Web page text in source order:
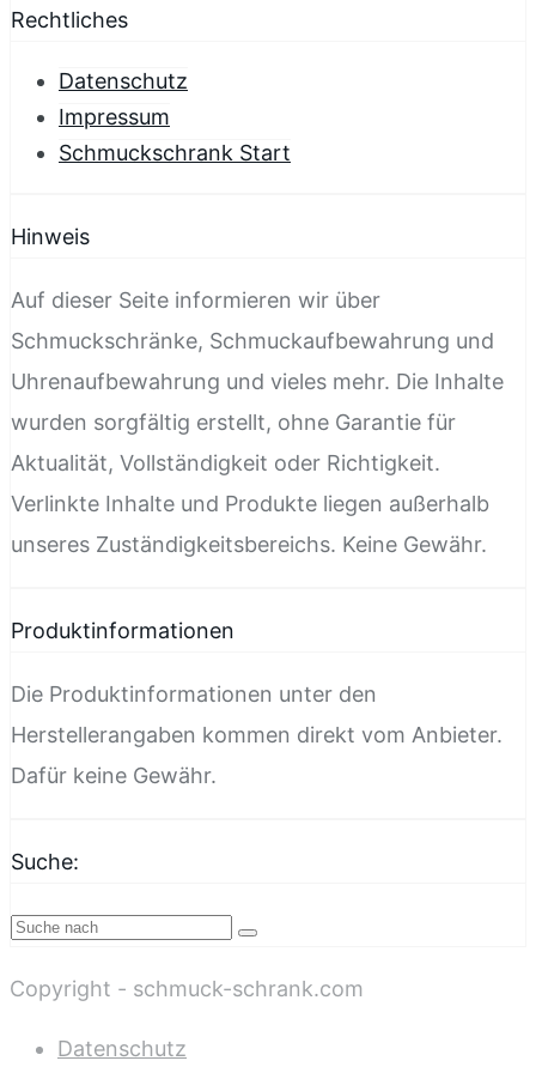
Rechtliches
Datenschutz
Impressum
Schmuckschrank Start
Hinweis
Auf dieser Seite informieren wir über
Schmuckschränke, Schmuckaufbewahrung und
Uhrenaufbewahrung und vieles mehr. Die Inhalte
wurden sorgfältig erstellt, ohne Garantie für
Aktualität, Vollständigkeit oder Richtigkeit.
Verlinkte Inhalte und Produkte liegen außerhalb
unseres Zuständigkeitsbereichs. Keine Gewähr.
Produktinformationen
Die Produktinformationen unter den
Herstellerangaben kommen direkt vom Anbieter.
Dafür keine Gewähr.
Suche:
Copyright - schmuck-schrank.com
Datenschutz